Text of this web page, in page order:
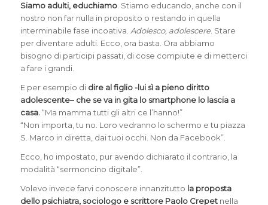
Siamo adulti, educhiamo. Stiamo educando, anche con il
nostro non far nulla in proposito o restando in quella
interminabile fase incoativa. Adolesco, adolescere. Stare
per diventare adulti. Ecco, ora basta. Ora abbiamo
bisogno di participi passati, di cose compiute e di metterci
a fare i grandi.
E per esempio di dire al figlio -lui sì a pieno diritto
adolescente– che se va in gita lo smartphone lo lascia a
casa.“Ma mamma tutti gli altri ce l’hanno!”
“Non importa, tu no. Loro vedranno lo schermo e tu piazza
S. Marco in diretta, dai tuoi occhi. Non da Facebook”.
Ecco, ho impostato, pur avendo dichiarato il contrario, la
modalità “sermoncino digitale”.
Volevo invece farvi conoscere innanzitutto la proposta
dello psichiatra, sociologo e scrittore Paolo Crepetnella